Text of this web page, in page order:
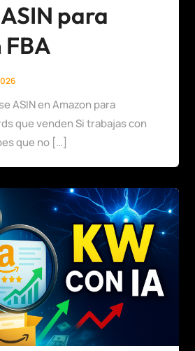
para
ASIN en Amazon para
que venden Si trabajas con
que no […]